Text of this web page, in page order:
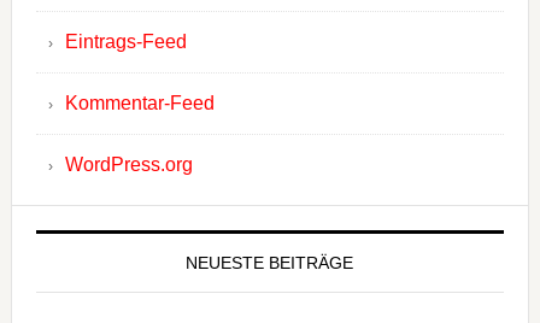
Eintrags-Feed
Kommentar-Feed
WordPress.org
NEUESTE BEITRÄGE